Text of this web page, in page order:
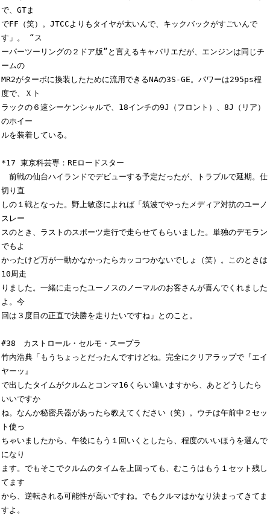
で、GTま
でFF（笑）。JTCCよりもタイヤが太いんで、キックバックがすごいんで
す」。 “ス
ーパーツーリングの２ドア版”と言えるキャバリエだが、エンジンは同じチ
ームの
MR2がターボに換装したために流用できるNAの3S-GE。パワーは295ps程
度で、Ｘト
ラックの６速シーケンシャルで、18インチの9J（フロント）、8J（リア）
のホイー
ルを装着している。
*17 東京科芸専：REロードスター
前戦の仙台ハイランドでデビューする予定だったが、トラブルで延期。仕
切り直
しの１戦となった。野上敏彦によれば「筑波でやったメディア対抗のユーノ
スレー
スのとき、ラストのスポーツ走行で走らせてもらいました。単独のデモラン
でもよ
かったけど万が一動かなかったらカッコつかないでしょ（笑）。このときは
10周走
りました。一緒に走ったユーノスのノーマルのお客さんが喜んでくれました
よ。今
回は３度目の正直で決勝を走りたいですね」とのこと。
#38　カストロール・セルモ・スープラ
竹内浩典「もうちょっとだったんですけどね。完全にクリアラップで『エイ
ヤーッ』
で出したタイムがクルムとコンマ16くらい違いますから、あとどうしたら
いいですか
ね。なんか秘密兵器があったら教えてください（笑）。ウチは午前中２セッ
ト使っ
ちゃいましたから、午後にもう１回いくとしたら、程度のいいほうを選んで
になり
ます。でもそこでクルムのタイムを上回っても、むこうはもう１セット残し
てます
から、逆転される可能性が高いですね。でもクルマはかなり決まってきてま
すよ。